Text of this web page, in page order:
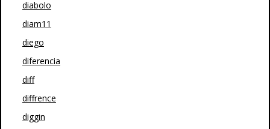
diabolo
diam11
diego
diferencia
diff
diffrence
diggin